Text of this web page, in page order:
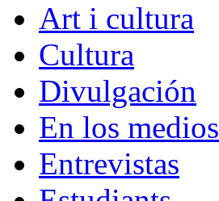
Art i cultura
Cultura
Divulgación
En los medios
Entrevistas